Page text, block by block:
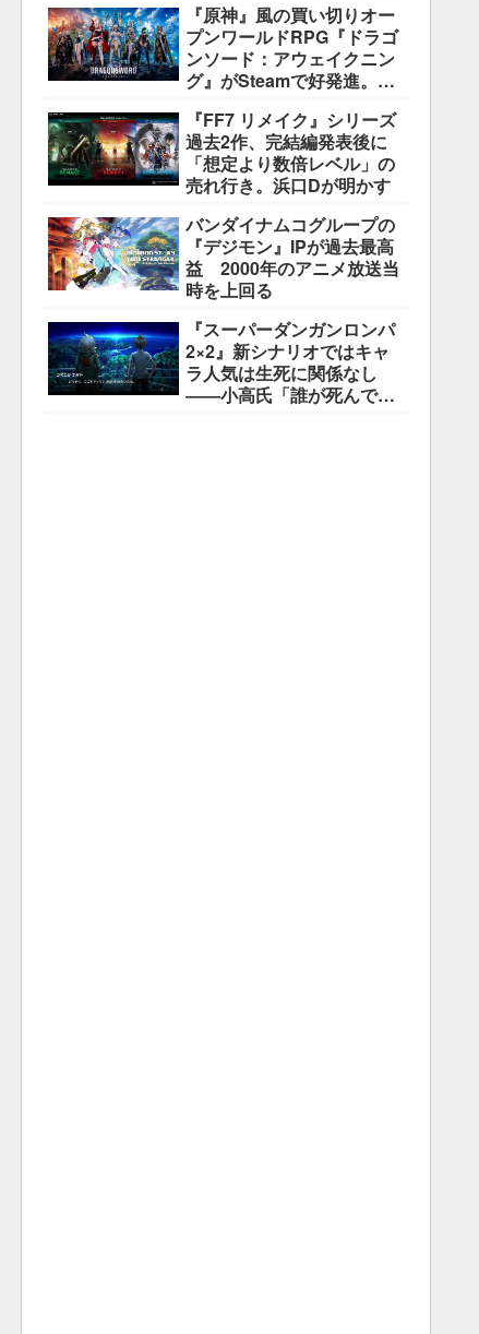
『原神』風の買い切りオー
プンワールドRPG『ドラゴ
ンソード：アウェイクニン
グ』がSteamで好発進。価
件超で約90％好評
『FF7 リメイク』シリーズ
過去2作、完結編発表後に
「想定より数倍レベル」の
売れ行き。浜口Dが明かす
バンダイナムコグループの
『デジモン』IPが過去最高
益 2000年のアニメ放送当
時を上回る
『スーパーダンガンロンパ
2×2』新シナリオではキャ
ラ人気は生死に関係なし
――小高氏「誰が死んでも